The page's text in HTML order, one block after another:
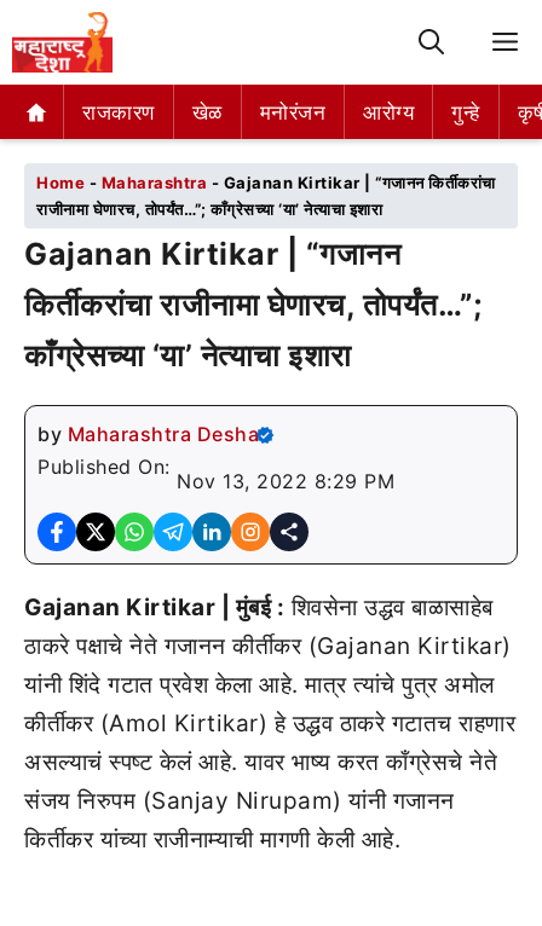
राजकारण खेळ मनोरंजन आरोग्य गुन्हे
राजकारण खेळ मनोरंजन आरोग्य गुन्हे
Home - Maharashtra - Gajanan Kirtikar | “गजानन किर्तीकरांचा
राजीनामा घेणारच, तोपर्यंत…”; काँग्रेसच्या ‘या’ नेत्याचा इशारा
Gajanan Kirtikar | “गजानन
किर्तीकरांचा राजीनामा घेणारच, तोपर्यंत…”;
काँग्रेसच्या ‘या’ नेत्याचा इशारा
by Maharashtra Desha
Published On:
Nov 13, 2022 8:29 PM
Gajanan Kirtikar | मुंबई : शिवसेना उद्धव बाळासाहेब
ठाकरे पक्षाचे नेते गजानन कीर्तीकर (Gajanan Kirtikar)
यांनी शिंदे गटात प्रवेश केला आहे. मात्र त्यांचे पुत्र अमोल
कीर्तीकर (Amol Kirtikar) हे उद्धव ठाकरे गटातच राहणार
असल्याचं स्पष्ट केलं आहे. यावर भाष्य करत काँग्रेसचे नेते
संजय निरुपम (Sanjay Nirupam) यांनी गजानन
किर्तीकर यांच्या राजीनाम्याची मागणी केली आहे.